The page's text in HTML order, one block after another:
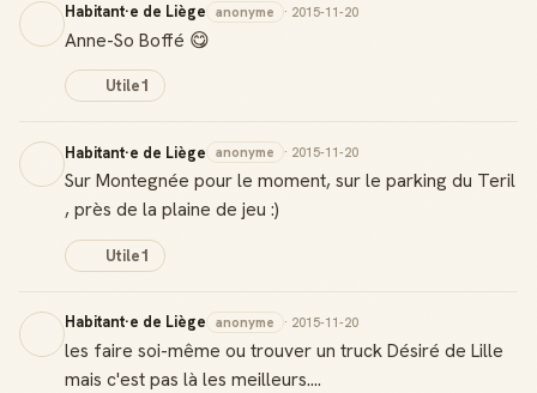
Habitant·e de Liège anonyme · 2015-11-20
Anne-So Boffé 😋
Utile1
Habitant·e de Liège anonyme · 2015-11-20
Sur Montegnée pour le moment, sur le parking du Teril
, près de la plaine de jeu :)
Utile1
Habitant·e de Liège anonyme · 2015-11-20
les faire soi-même ou trouver un truck Désiré de Lille
mais c'est pas là les meilleurs....